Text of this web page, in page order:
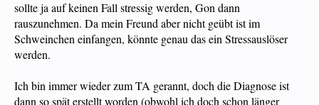
sollte ja auf keinen Fall stressig werden, Gon dann
rauszunehmen. Da mein Freund aber nicht geübt ist im
Schweinchen einfangen, könnte genau das ein Stressauslöser
werden.
Ich bin immer wieder zum TA gerannt, doch die Diagnose ist
dann so spät erstellt worden (obwohl ich doch schon länger